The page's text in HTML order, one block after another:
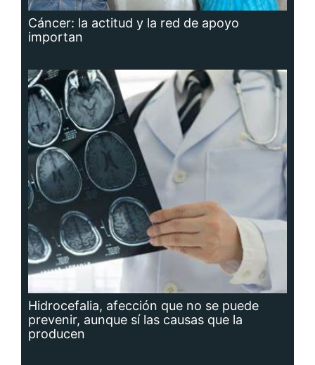
Cáncer: la actitud y la red de apoyo
importan
Hidrocefalia, afección que no se puede
prevenir, aunque sí las causas que la
producen